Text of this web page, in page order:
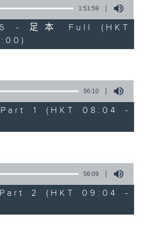
1:51:59
- 足本 Full (HKT
56:10
1 (HKT 08:04 -
56:09
2 (HKT 09:04 -